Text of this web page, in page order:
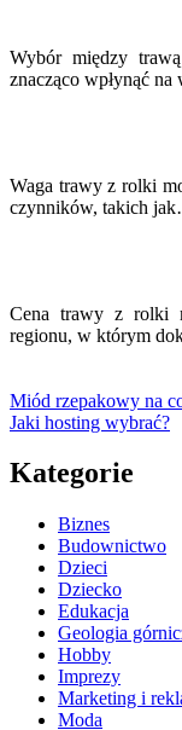
Wybór między
znacząco wpłynąć
Waga trawy z rolki
czynników, takich
Cena trawy z rolki
regionu, w którym
Miód rzepakowy na
Jaki hosting wybrać?
Kategorie
Biznes
Budownictwo
Dzieci
Dziecko
Edukacja
Geologia
Hobby
Imprezy
Marketing i
Moda